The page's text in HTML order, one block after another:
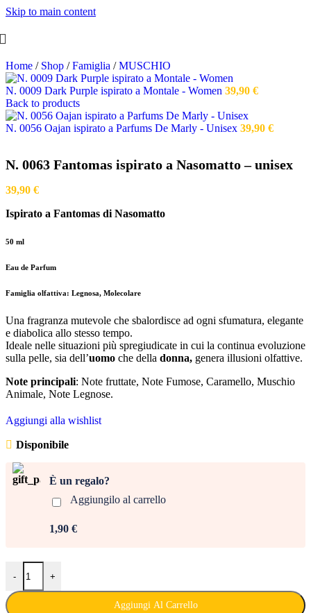
Skip to main content
Home / Shop / Famiglia / MUSCHIO
N. 0009 Dark Purple ispirato a Montale - Women 39,90 €
Back to products
N. 0056 Oajan ispirato a Parfums De Marly - Unisex 39,90 €
N. 0063 Fantomas ispirato a Nasomatto – unisex
39,90 €
Ispirato a Fantomas di Nasomatto
50 ml
Eau de Parfum
Famiglia olfattiva: Legnosa, Molecolare
Una fragranza mutevole che sbalordisce ad ogni sfumatura, elegante
e diabolica allo stesso tempo.
Ideale nelle situazioni più spregiudicate in cui la continua evoluzione
sulla pelle, sia dell’uomo che della donna, genera illusioni olfattive.
Note principali: Note fruttate, Note Fumose, Caramello, Muschio
Animale, Note Legnose.
Aggiungi alla wishlist
Disponibile
È un regalo?
Aggiungilo al carrello
1,90 €
- +
Aggiungi Al Carrello